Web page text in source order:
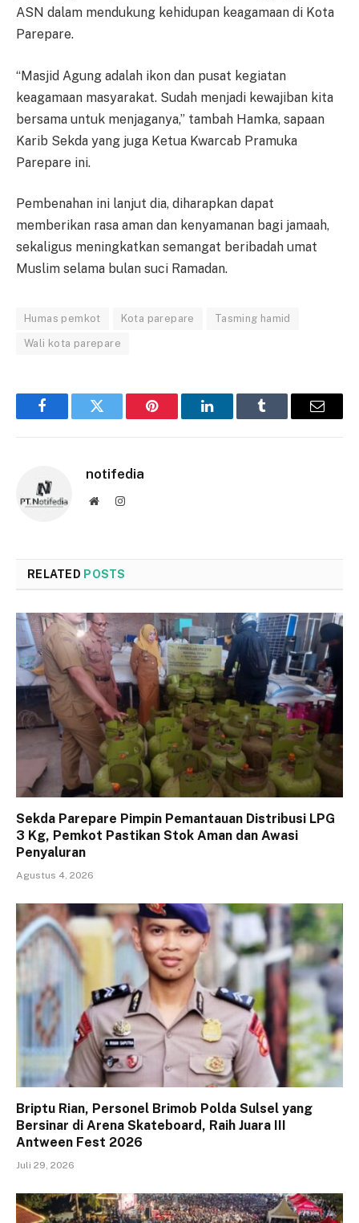
ASN dalam mendukung kehidupan keagamaan di Kota
Parepare.
“Masjid Agung adalah ikon dan pusat kegiatan
keagamaan masyarakat. Sudah menjadi kewajiban kita
bersama untuk menjaganya,” tambah Hamka, sapaan
Karib Sekda yang juga Ketua Kwarcab Pramuka
Parepare ini.
Pembenahan ini lanjut dia, diharapkan dapat
memberikan rasa aman dan kenyamanan bagi jamaah,
sekaligus meningkatkan semangat beribadah umat
Muslim selama bulan suci Ramadan.
Humas pemkot Kota parepare Tasming hamid
Wali kota parepare
FacebookTwitter Pinterest LinkedInTumblr Email
notifedia
WebsiteInstagram
RELATED POSTS
Sekda Parepare Pimpin Pemantauan Distribusi LPG
3 Kg, Pemkot Pastikan Stok Aman dan Awasi
Penyaluran
Agustus 4, 2026
Briptu Rian, Personel Brimob Polda Sulsel yang
Bersinar di Arena Skateboard, Raih Juara III
Antween Fest 2026
Juli 29, 2026